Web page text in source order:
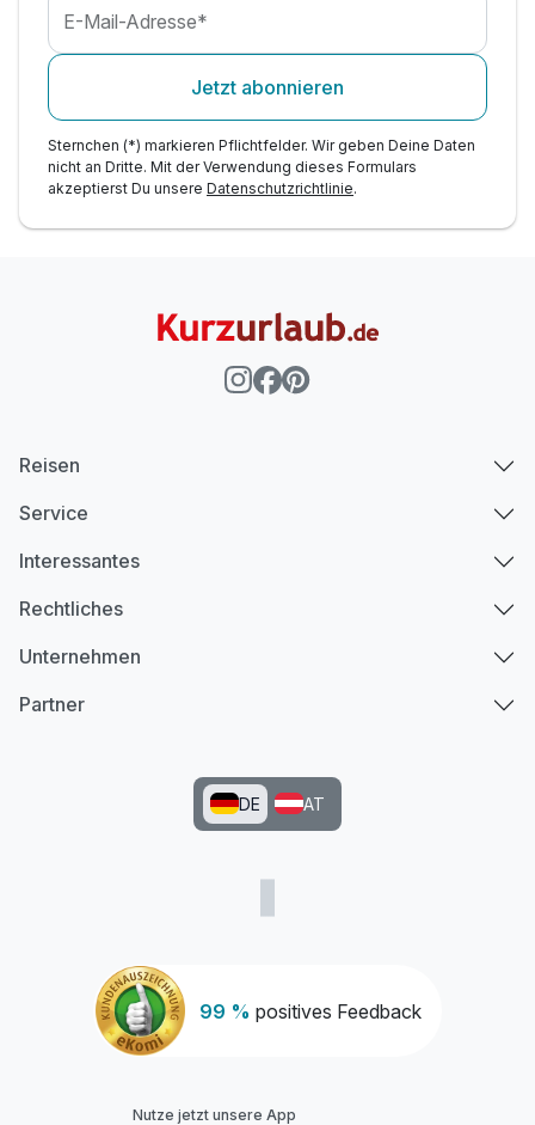
E-Mail-Adresse*
Jetzt abonnieren
Sternchen (*) markieren Pflichtfelder. Wir geben Deine Daten
nicht an Dritte. Mit der Verwendung dieses Formulars
akzeptierst Du unsere Datenschutzrichtlinie.
99 % positives Feedback
Reisen
Service
Interessantes
Rechtliches
Unternehmen
Partner
DE AT
Nutze jetzt unsere App